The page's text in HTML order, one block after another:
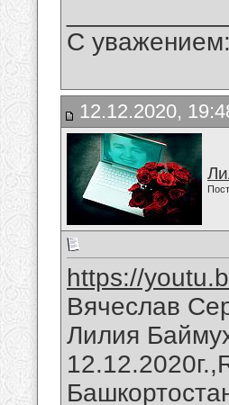
С
12.12.2020,
https://
Вячеслав
Лилия